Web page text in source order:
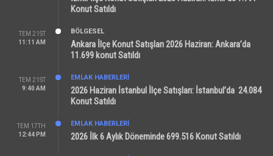
Konut Satıldı
TEM 21ST
11:11 AM
BÖLGESEL
Ankara İlçe Konut Satışları 2026 Haziran: Ankara’da
11.699 konut Satıldı
TEM 21ST
9:40 AM
EMLAK HABERLERI
2026 Haziran İstanbul İlçe Satışları: İstanbul’da 24.084
Konut Satıldı
TEM 17TH
12:44 PM
EMLAK HABERLERI
2026 İlk 6 Aylık Döneminde 699.516 Konut Satıldı